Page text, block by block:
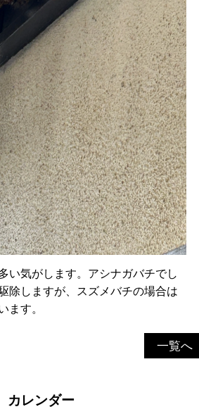
い気がします。アシナガバチでし
除しますが、スズメバチの場合は
ます。
一覧へ
カレンダー